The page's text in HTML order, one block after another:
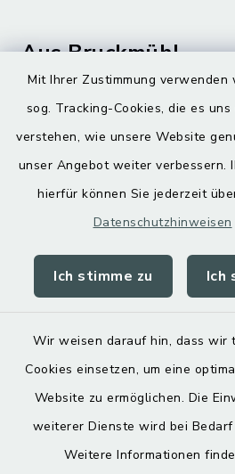
Mit Ihrer Zustimmung
sog. Tracking-Cookies, die es
verstehen, wie unsere Website
unser Angebot weiter verbessern.
hierfür können Sie jederzeit
Datenschutzhinweisen
Ich stimme zu Ich
Wir weisen darauf hin, dass wir
Cookies einsetzen, um eine
Website zu ermöglichen. Die
weiterer Dienste wird bei
Weitere Informationen
Aus Bruckmühl
Digitaler Ortsplan
Kontakt
Sitemap